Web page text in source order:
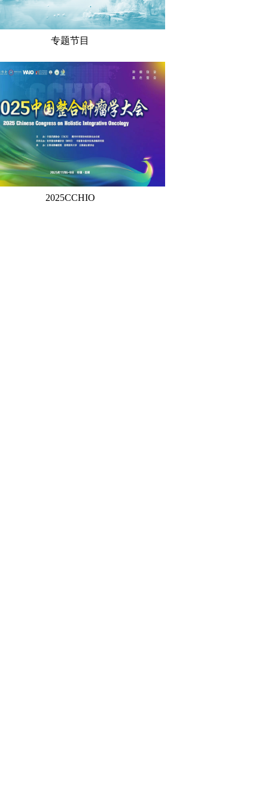
专题节目
2025CCHIO